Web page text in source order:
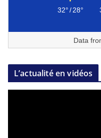
32°/28°
Data
L’actualité en vidéos